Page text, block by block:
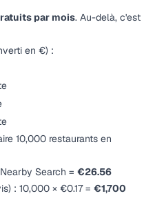
par mois. Au-delà, c'est
en €) :
10,000 restaurants en
Search = €26.56
: 10,000 × €0.17 = €1,700